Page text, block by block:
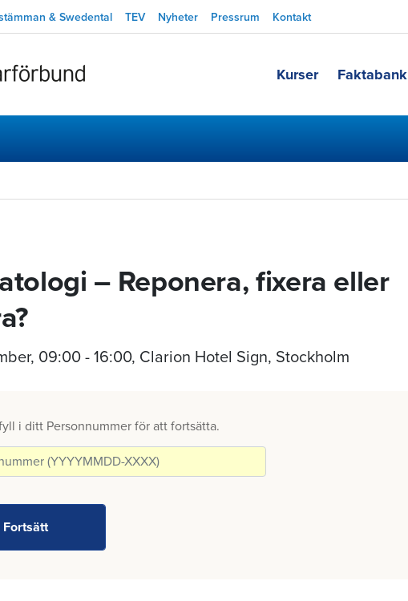
& Swedental TEV Nyheter Pressrum Kontakt
Kurser Faktabank
– Reponera, fixera eller
, 09:00 - 16:00, Clarion Hotel Sign, Stockholm
i ditt Personnummer för att fortsätta.